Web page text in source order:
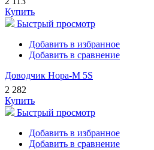
Купить
Быстрый просмотр
Добавить в избранное
Добавить в сравнение
Доводчик Нора-М 5S
2 282
Купить
Быстрый просмотр
Добавить в избранное
Добавить в сравнение